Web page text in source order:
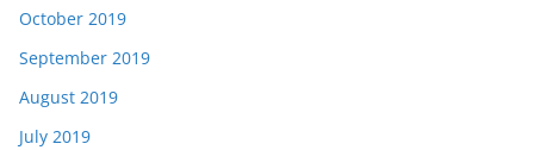
October 2019
September 2019
August 2019
July 2019